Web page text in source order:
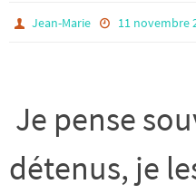
Jean-Marie 11 novembre
Je pense
détenus, je